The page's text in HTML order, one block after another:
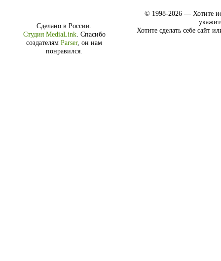
Сделано в России.
Студия MediaLink. Спасибо
создателям Parser, он нам
понравился.
© 1998-2026 — Хотите
Хотите сделать себе сайт